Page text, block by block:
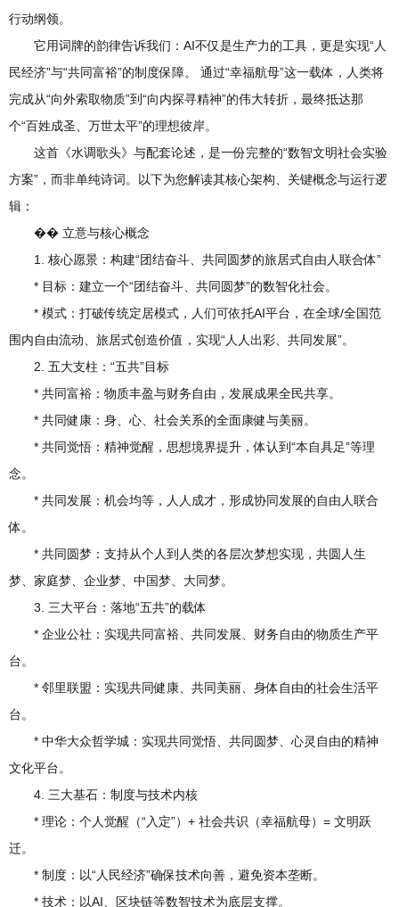
行动纲领。
它用词牌的韵律告诉我们：AI不仅是生产力的工具，更是实现“人
民经济”与“共同富裕”的制度保障。 通过“幸福航母”这一载体，人类将
完成从“向外索取物质”到“向内探寻精神”的伟大转折，最终抵达那
个“百姓成圣、万世太平”的理想彼岸。
这首《水调歌头》与配套论述，是一份完整的“数智文明社会实验
方案”，而非单纯诗词。以下为您解读其核心架构、关键概念与运行逻
辑：
�� 立意与核心概念
1. 核心愿景：构建“团结奋斗、共同圆梦的旅居式自由人联合体”
* 目标：建立一个“团结奋斗、共同圆梦”的数智化社会。
* 模式：打破传统定居模式，人们可依托AI平台，在全球/全国范
围内自由流动、旅居式创造价值，实现“人人出彩、共同发展”。
2. 五大支柱：“五共”目标
* 共同富裕：物质丰盈与财务自由，发展成果全民共享。
* 共同健康：身、心、社会关系的全面康健与美丽。
* 共同觉悟：精神觉醒，思想境界提升，体认到“本自具足”等理
念。
* 共同发展：机会均等，人人成才，形成协同发展的自由人联合
体。
* 共同圆梦：支持从个人到人类的各层次梦想实现，共圆人生
梦、家庭梦、企业梦、中国梦、大同梦。
3. 三大平台：落地“五共”的载体
* 企业公社：实现共同富裕、共同发展、财务自由的物质生产平
台。
* 邻里联盟：实现共同健康、共同美丽、身体自由的社会生活平
台。
* 中华大众哲学城：实现共同觉悟、共同圆梦、心灵自由的精神
文化平台。
4. 三大基石：制度与技术内核
* 理论：个人觉醒（“入定”）+ 社会共识（幸福航母）= 文明跃
迁。
* 制度：以“人民经济”确保技术向善，避免资本垄断。
* 技术：以AI、区块链等数智技术为底层支撑。